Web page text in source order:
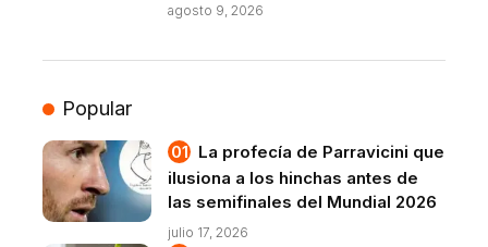
agosto 9, 2026
Popular
La profecía de Parravicini que
ilusiona a los hinchas antes de
las semifinales del Mundial 2026
julio 17, 2026